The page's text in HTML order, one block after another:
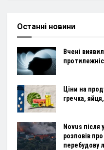
Останні новини
Вчені
Ціни на
гречка,
Novus
розповів
перебудову